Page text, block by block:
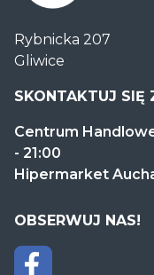
Handlowe
Auchan
Gliwice
Rybnicka 207
Gliwice
SKONTAKTUJ SIĘ
Centrum
- 21:00
Hipermarket
OBSERWUJ NAS!